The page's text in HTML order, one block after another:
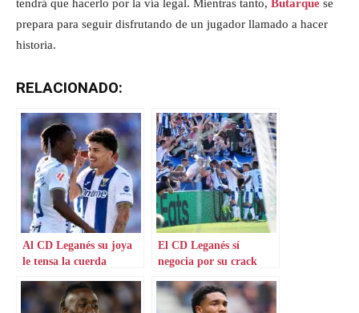
tendrá que hacerlo por la vía legal. Mientras tanto, Butarque se
prepara para seguir disfrutando de un jugador llamado a hacer
historia.
RELACIONADO:
Al CD Leganés su joya
le tensa la cuerda
El CD Leganés sí
negocia por su crack